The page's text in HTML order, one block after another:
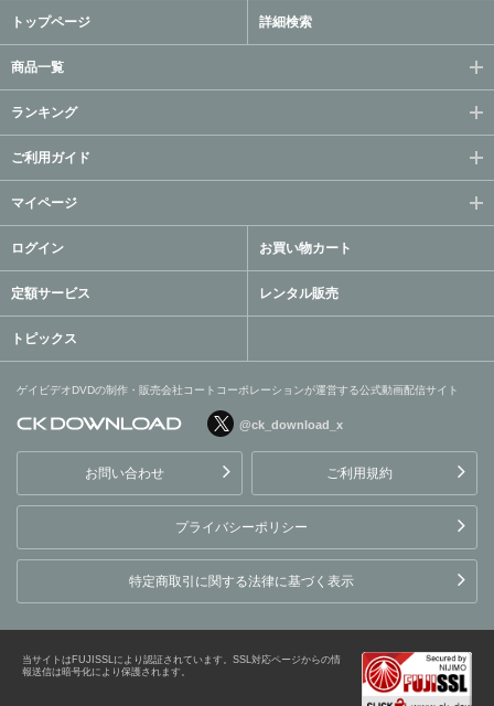
トップページ 詳細検索
商品一覧
ランキング
ご利用ガイド
マイページ
ログイン お買い物カート
定額サービス レンタル販売
トピックス
ゲイビデオDVDの制作・販売会社コートコーポレーションが運営する公式動画配信サイト
ョンが運営する公式動画配
信サイト
@ck_download_x
お問い合わせ ご利用規約
プライバシーポリシー
特定商取引に関する法律に基づく表示
当サイトはFUJISSLにより認証されています。SSL対応ページからの情
報送信は暗号化により保護されます。